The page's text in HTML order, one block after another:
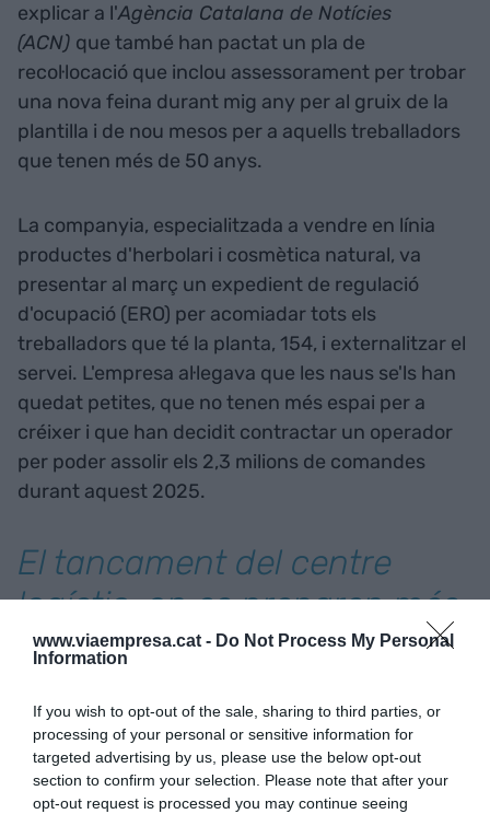
www.viaempresa.cat - Do Not Process My Personal
Information
If you wish to opt-out of the sale, sharing to third parties, or
processing of your personal or sensitive information for
targeted advertising by us, please use the below opt-out
section to confirm your selection. Please note that after your
opt-out request is processed you may continue seeing
explicar a l'Agència Catalana de Notícies
(ACN) que també han pactat un pla de
recol·locació que inclou assessorament per trobar
una nova feina durant mig any per al gruix de la
plantilla i de nou mesos per a aquells treballadors
que tenen més de 50 anys.
La companyia, especialitzada a vendre en línia
productes d'herbolari i cosmètica natural, va
presentar al març un expedient de regulació
d'ocupació (ERO) per acomiadar tots els
treballadors que té la planta, 154, i externalitzar el
servei. L'empresa al·legava que les naus se'ls han
quedat petites, que no tenen més espai per a
créixer i que han decidit contractar un operador
per poder assolir els 2,3 milions de comandes
durant aquest 2025.
El tancament del centre
logístic, on es preparen més
de 5.000 comandes diàries,
treballadors
El tancament del centre logístic, on es preparen